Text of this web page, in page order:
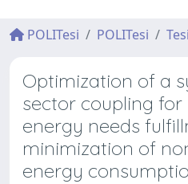
POLITesi POLITesi
Optimization of a
sector coupling for
energy needs
minimization of
energy